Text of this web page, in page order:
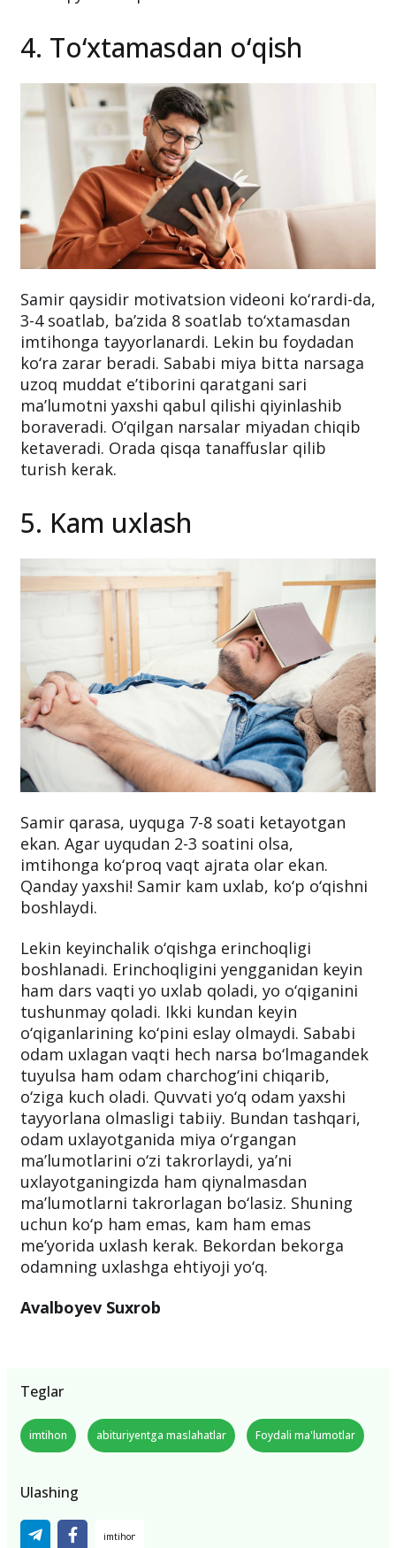
4. To‘xtamasdan o‘qish
Samir qaysidir motivatsion videoni ko‘rardi-da,
3-4 soatlab, ba’zida 8 soatlab to‘xtamasdan
imtihonga tayyorlanardi. Lekin bu foydadan
ko‘ra zarar beradi. Sababi miya bitta narsaga
uzoq muddat e’tiborini qaratgani sari
ma’lumotni yaxshi qabul qilishi qiyinlashib
boraveradi. O‘qilgan narsalar miyadan chiqib
ketaveradi. Orada qisqa tanaffuslar qilib
turish kerak.
5. Kam uxlash
Samir qarasa, uyquga 7-8 soati ketayotgan
ekan. Agar uyqudan 2-3 soatini olsa,
imtihonga ko‘proq vaqt ajrata olar ekan.
Qanday yaxshi! Samir kam uxlab, ko‘p o‘qishni
boshlaydi.
Lekin keyinchalik o‘qishga erinchoqligi
boshlanadi. Erinchoqligini yengganidan keyin
ham dars vaqti yo uxlab qoladi, yo o‘qiganini
tushunmay qoladi. Ikki kundan keyin
o‘qiganlarining ko‘pini eslay olmaydi. Sababi
odam uxlagan vaqti hech narsa bo‘lmagandek
tuyulsa ham odam charchog‘ini chiqarib,
o‘ziga kuch oladi. Quvvati yo‘q odam yaxshi
tayyorlana olmasligi tabiiy. Bundan tashqari,
odam uxlayotganida miya o‘rgangan
ma’lumotlarini o‘zi takrorlaydi, ya’ni
uxlayotganingizda ham qiynalmasdan
ma’lumotlarni takrorlagan bo‘lasiz. Shuning
uchun ko‘p ham emas, kam ham emas
me’yorida uxlash kerak. Bekordan bekorga
odamning uxlashga ehtiyoji yo‘q.
Avalboyev Suxrob
Teglar
imtihon abituriyentga maslahatlar Foydali ma'lumotlar
Ulashing